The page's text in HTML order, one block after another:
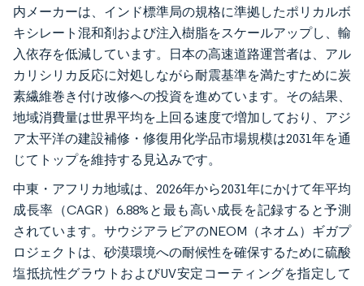
内メーカーは、インド標準局の規格に準拠したポリカルボ
キシレート混和剤および注入樹脂をスケールアップし、輸
入依存を低減しています。日本の高速道路運営者は、アル
カリシリカ反応に対処しながら耐震基準を満たすために炭
素繊維巻き付け改修への投資を進めています。その結果、
地域消費量は世界平均を上回る速度で増加しており、アジ
ア太平洋の建設補修・修復用化学品市場規模は2031年を通
じてトップを維持する見込みです。
中東・アフリカ地域は、2026年から2031年にかけて年平均
成長率（CAGR）6.88%と最も高い成長を記録すると予測
されています。サウジアラビアのNEOM（ネオム）ギガプ
ロジェクトは、砂漠環境への耐候性を確保するために硫酸
塩抵抗性グラウトおよびUV安定コーティングを指定して